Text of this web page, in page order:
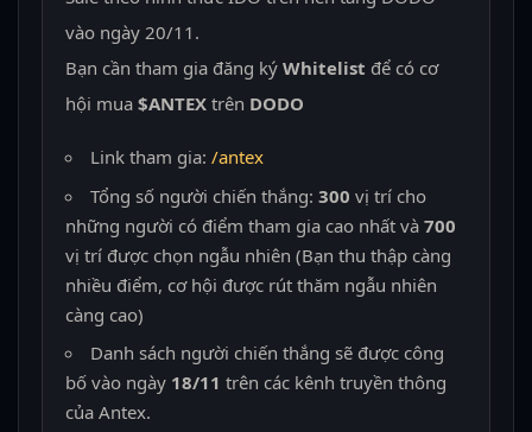
vào ngày 20/11.
Bạn cần tham gia đăng ký Whitelist để có cơ
hội mua $ANTEXtrên DODO
Link tham gia: /antex
Tổng số người chiến thắng: 300 vị trí cho
những người có điểm tham gia cao nhất và 700
vị trí được chọn ngẫu nhiên (Bạn thu thập càng
nhiều điểm, cơ hội được rút thăm ngẫu nhiên
càng cao)
Danh sách người chiến thắng sẽ được công
bố vào ngày18/11 trên các kênh truyền thông
của Antex.